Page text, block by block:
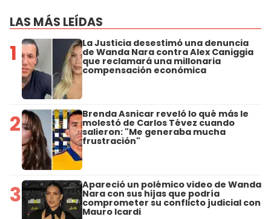
LAS MÁS LEÍDAS
1 La Justicia desestimó una denuncia
de Wanda Nara contra Alex Caniggia
que reclamará una millonaria
compensación económica
2 Brenda Asnicar reveló lo qué más le
molestó de Carlos Tévez cuando
salieron: "Me generaba mucha
frustración"
3 Apareció un polémico video de Wanda
Nara con sus hijas que podría
comprometer su conflicto judicial con
Mauro Icardi